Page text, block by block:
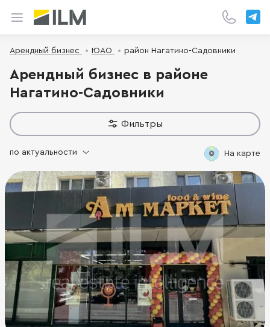
Арендный бизнес ЮАО район Нагатино-Садовники
Арендный бизнес в районе
Нагатино-Садовники
Фильтры
На карте
по актуальности